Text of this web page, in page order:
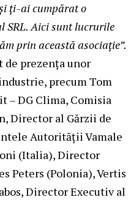
ți-ai cumpărat o
SRL. Aici sunt lucrurile
prin această asociație”.
prezența unor
precum Tom
– DG Clima, Comisia
Director al Gărzii de
Autorității Vamale
(Italia), Director
Peters (Polonia), Vertis
Director Executiv al